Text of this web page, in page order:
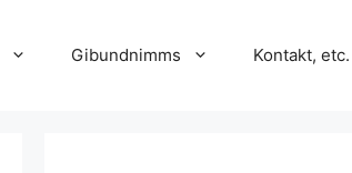
Gibundnimms Kontakt, etc.